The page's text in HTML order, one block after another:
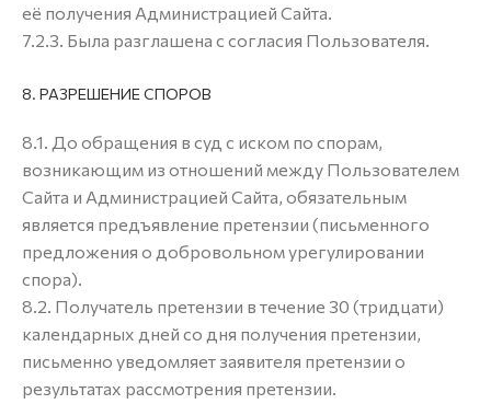
её получения Администрацией Сайта.
7.2.3. Была разглашена с согласия Пользователя.
8. РАЗРЕШЕНИЕ СПОРОВ
8.1. До обращения в суд с иском по спорам,
возникающим из отношений между Пользователем
Сайта и Администрацией Сайта, обязательным
является предъявление претензии (письменного
предложения о добровольном урегулировании
спора).
8.2. Получатель претензии в течение 30 (тридцати)
календарных дней со дня получения претензии,
письменно уведомляет заявителя претензии о
результатах рассмотрения претензии.